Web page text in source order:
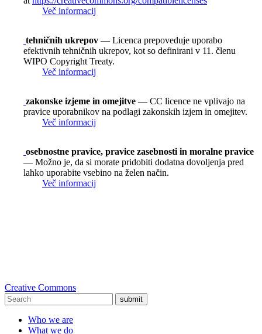
Več informacij
tehničnih ukrepov — Licenca prepoveduje uporabo
efektivnih tehničnih ukrepov, kot so definirani v 11. členu
WIPO Copyright Treaty.
Več informacij
zakonske izjeme in omejitve — CC licence ne vplivajo na
pravice uporabnikov na podlagi zakonskih izjem in omejitev.
Več informacij
osebnostne pravice, pravice zasebnosti in moralne pravice
— Možno je, da si morate pridobiti dodatna dovoljenja pred
lahko uporabite vsebino na želen način.
Več informacij
Creative Commons
submit
Who we are
What we do